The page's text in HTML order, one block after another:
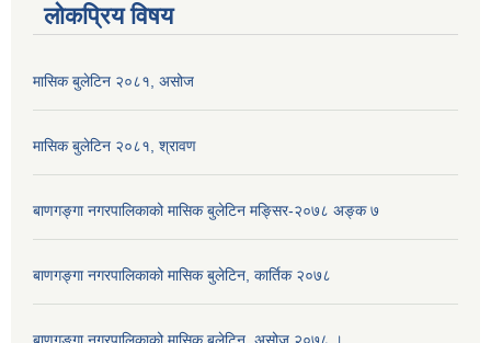
लोकप्रिय विषय
मासिक बुलेटिन २०८१, असोज
मासिक बुलेटिन २०८१, श्रावण
बाणगङ्गा नगरपालिकाको मासिक बुलेटिन मङ्सिर-२०७८ अङ्क ७
बाणगङ्गा नगरपालिकाको मासिक बुलेटिन, कार्तिक २०७८
बाणगङ्गा नगरपालिकाको मासिक बुलेटिन, असोज २०७८ ।